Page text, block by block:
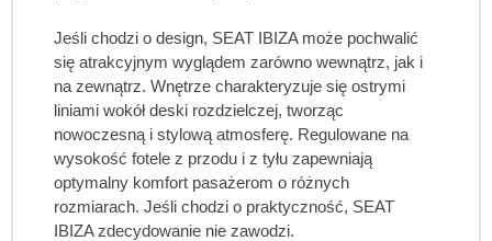
Jeśli chodzi o design, SEAT IBIZA może pochwalić
się atrakcyjnym wyglądem zarówno wewnątrz, jak i
na zewnątrz. Wnętrze charakteryzuje się ostrymi
liniami wokół deski rozdzielczej, tworząc
nowoczesną i stylową atmosferę. Regulowane na
wysokość fotele z przodu i z tyłu zapewniają
optymalny komfort pasażerom o różnych
rozmiarach. Jeśli chodzi o praktyczność, SEAT
IBIZA zdecydowanie nie zawodzi.